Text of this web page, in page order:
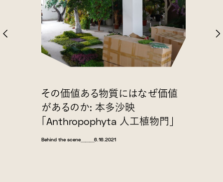
その価値ある物質にはなぜ価値
があるのか: 本多沙映
「Anthropophyta 人工植物門」
Behind the scene＿＿＿ 6.16.2021